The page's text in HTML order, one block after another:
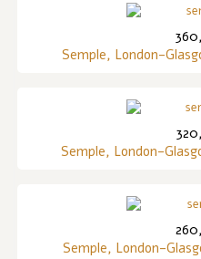
Semple, London-
Semple, London-
Semple, London-